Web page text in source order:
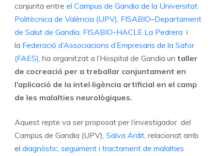
conjunta entre el Campus de Gandia de la Universitat
Politècnica de València (UPV) FISABIO–Departament
de Salut de Gandia, FISABIO-HACLE La Pedrera i
la Federació d’Associacions d’Empresaris de la Safor
(FAES) , ha organitzat a l’Hospital de Gandia un taller
de cocreació per a treballar conjuntament en
l’aplicació de la intel·ligència artificial en el camp
de les malalties neurològiques.
Aquest repte va ser proposat per l’investigador del
Campus de Gandia (UPV), Salva Ardit , relacionat amb
el diagnòstic, seguiment i tractament de malalties